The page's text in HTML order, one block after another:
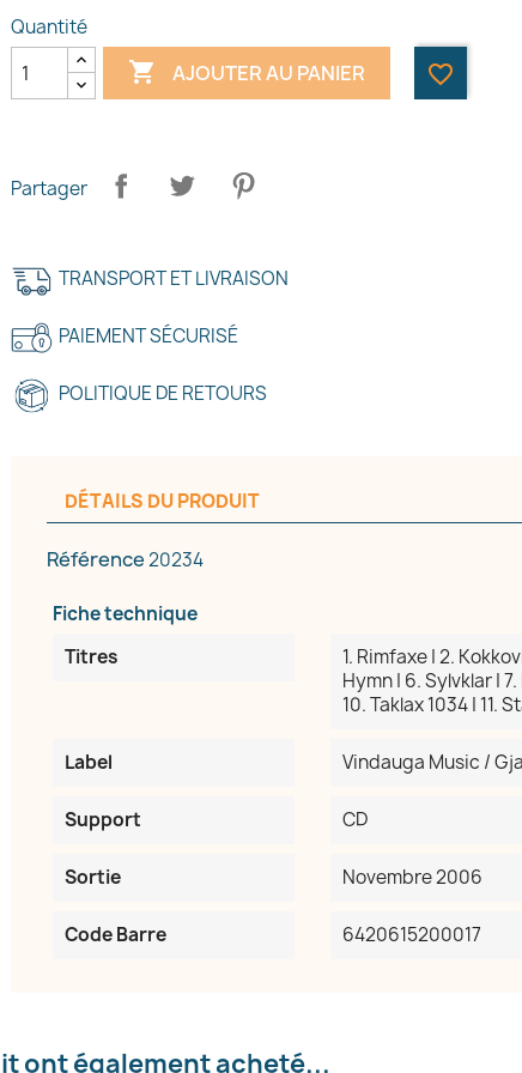
Quantité
 AJOUTER AU PANIER favorite_border
Partager
TRANSPORT ET LIVRAISON
PAIEMENT SÉCURISÉ
POLITIQUE DE RETOURS
DÉTAILS DU PRODUIT
Référence20234
Fiche technique
Titres
1. Rimfaxe | 2.
Hymn | 6. Sylvklar |
10. Taklax 1034 | 11.
Label Vindauga Music /
Support CD
Sortie Novembre 2006
Code Barre 6420615200017
ont également acheté...
×